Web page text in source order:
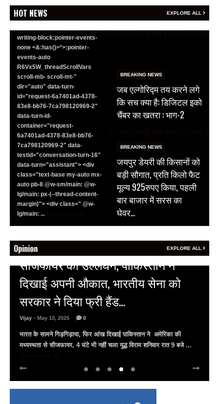
HOT NEWS EXPLORE ALL
text-primary w-full
writing-block:pointer-events-
none <&:has()>*>:pointer-
events-auto
R6Vx5W_threadScrollVars
scroll-mb- scroll-mt-"
dir="auto" data-turn-
id="request-6a7401ad-4378-
83e8-bb76-7ca798120969-2"
data-turn-id-
container="request-
6a7401ad-4378-83e8-bb76-
7ca798120969-2" data-
testid="conversation-turn-16"
data-turn="assistant"> <div
class="text-base my-auto mx-
auto pb-8 @w-sm/main: @w-
lg/main: px-(--thread-content-
margin)"> <div class=" @w-
lg/main: ...
BREAKING NEWS
जब एल्गोरिद्म तय करने लगे
कि सच क्या है: डिजिटल इको
चैंबर का खतरा : भाग-2
BREAKING NEWS
जयपुर डेयरी की किसानों को
बड़ी सौगात, प्रति किलो फैट
मूल्य 925रुपए किया, पहली
बार बाजार में सरस का
घेवर…
Opinion EXPLORE ALL
अल्बर्ट हॉल पर राजस्थान दिवस समारोह,
राजस्थानी लोक कलाकारों ने बांधा समां…
Vijay - March 30, 2025
अल्बर्ट हॉल पर राज्यस्तरीय सांस्कृतिक संध्या का भव्य आयोजन, उमड़ा जन
सैलाब राज्यपाल हरिभाऊ किसनराव बागडे़, मुख्यमंत्री भजनलाल शर्मा और उप